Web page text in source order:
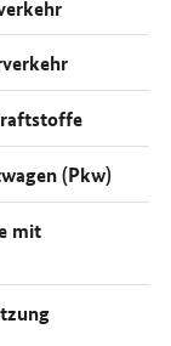
(Pkw)
mit